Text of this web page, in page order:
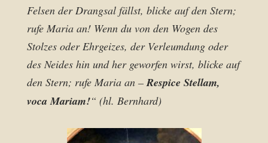
Felsen der Drangsal fällst, blicke auf den Stern;
rufe Maria an! Wenn du von den Wogen des
Stolzes oder Ehrgeizes, der Verleumdung oder
des Neides hin und her geworfen wirst, blicke auf
den Stern; rufe Maria an –Respice Stellam,
voca Mariam!“ (hl. Bernhard)